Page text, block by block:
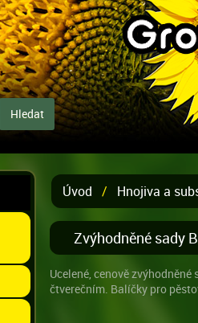
Úvod / Hnojiva a
Zvýhodněné sady
Ucelené, cenově
čtverečním. Balíčky pro